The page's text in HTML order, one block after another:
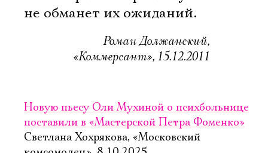
не обманет их ожиданий.
Роман Должанский,
«Коммерсант», 15.12.2011
Новую пьесу Оли Мухиной о психбольнице
поставили в «Мастерской Петра Фоменко»
Светлана Хохрякова, «Московский